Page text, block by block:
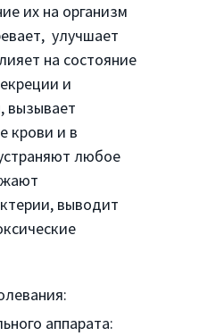
их на организм
улучшает
на состояние
и
вызывает
крови и в
любое
выводит
аппарата: